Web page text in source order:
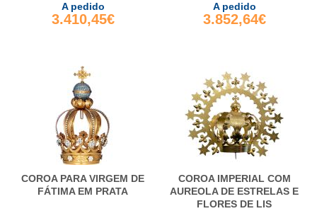
A pedido
3.410,45€
A pedido
3.852,64€
COROA PARA VIRGEM DE
FÁTIMA EM PRATA
COROA IMPERIAL COM
AUREOLA DE ESTRELAS E
FLORES DE LIS